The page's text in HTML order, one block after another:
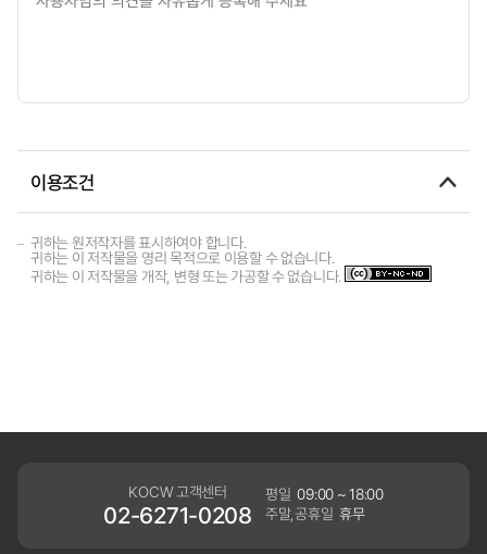
이용조건
귀하는 원저작자를 표시하여야 합니다.
귀하는 이 저작물을 영리 목적으로 이용할 수 없습니다.
귀하는 이 저작물을 개작, 변형 또는 가공할 수 없습니다.
KOCW 고객센터
02-6271-0208
평일 09:00 ~ 18:00
주말,공휴일 휴무